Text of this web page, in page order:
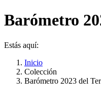
Barómetro
Estás aquí:
Inicio
Colección
Barómetro 2023 del